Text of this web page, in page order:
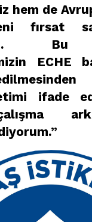
hem de
fırsat
Bu
ECHE
ifade